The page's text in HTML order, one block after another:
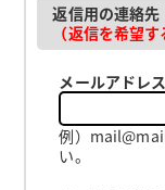
返信用の連絡先
（返信を希望
メールアドレス
例）
い。